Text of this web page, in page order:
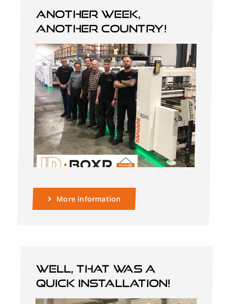
Nederlands
Another week,
another country!
More information
Well, that was a
quick installation!